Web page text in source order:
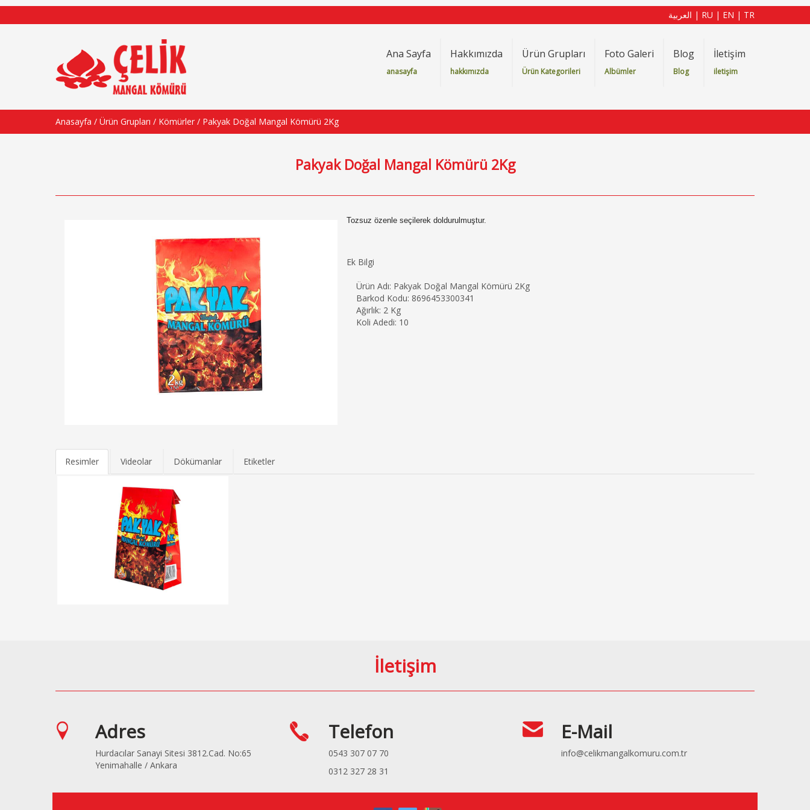
| RU | EN | TR
Ana Sayfa
anasayfa
Hakkımızda
hakkımızda
Ürün Grupları
Ürün Kategorileri
Foto Galeri
Albümler
Blog
Blog
İletişim
iletişim
Anasayfa / Ürün Grupları / Kömürler / Pakyak Doğal Mangal Kömürü 2Kg
Pakyak Doğal Mangal Kömürü 2Kg
Tozsuz özenle seçilerek doldurulmuştur.
Ek Bilgi
Ürün Adı: Pakyak Doğal Mangal Kömürü 2Kg
Barkod Kodu: 8696453300341
Ağırlık: 2 Kg
Koli Adedi: 10
Resimler Videolar Dökümanlar Etiketler
İletişim
Adres
Hurdacılar Sanayi Sitesi 3812.Cad. No:65
Yenimahalle / Ankara
Telefon
0543 307 07 70
0312 327 28 31
E-Mail
info@celikmangalkomuru.com.tr